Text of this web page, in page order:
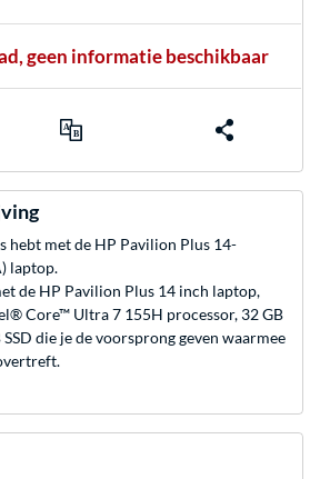
geen informatie beschikbaar
hebt met de HP Pavilion Plus 14-
laptop.
de HP Pavilion Plus 14 inch laptop,
Core™ Ultra 7 155H processor, 32 GB
SSD die je de voorsprong geven waarmee